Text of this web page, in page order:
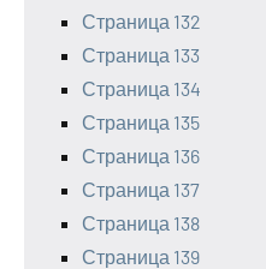
Страница 132
Страница 133
Страница 134
Страница 135
Страница 136
Страница 137
Страница 138
Страница 139